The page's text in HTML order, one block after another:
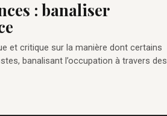
: banaliser
et critique sur la manière dont certains
banalisant l’occupation à travers des